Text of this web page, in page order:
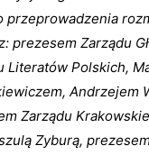
przeprowadzenia
prezesem Zarządu
Literatów Polskich,
Andrzejem
Zarządu
Zyburą,